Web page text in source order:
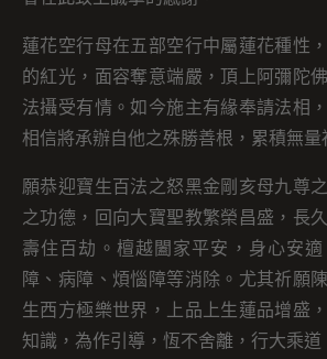
蓮花空行母在五部空行中屬蓮花種性
的紅光，面容奪意端嚴，頂上阿彌陀
法攝受有情。如今施主有緣奉請法相
相信將承辦自他之殊勝善根，累積無量
願恭迎寶生百法之怒黑金剛亥母九尊
之功德，回向大寶聖教繁榮昌盛，長
壽住百劫。檀越闔家平安，身心安
障、病障、煩惱障等消除。尤其祈願
生西方極樂世界，上品上生蓮品增盛
知識，為作引導，恆不舍離，行大乘道